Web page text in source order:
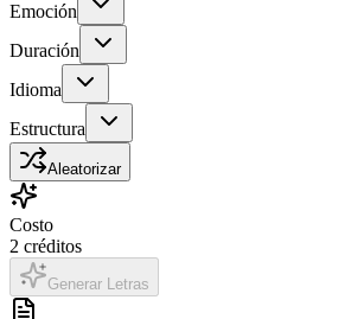
Emoción
Duración
Idioma
Estructura
Aleatorizar
Costo
2 créditos
Generar Letras